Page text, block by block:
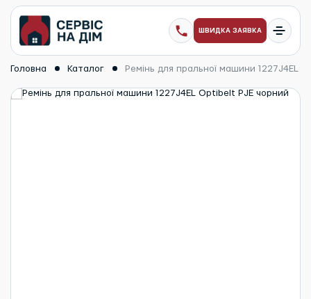
ШВИДКА ЗАЯВКА
Головна Каталог Ремінь для пральної машини 1227J4EL